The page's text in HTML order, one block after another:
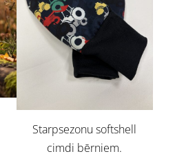
Starpsezonu softshell
cimdi bērniem.